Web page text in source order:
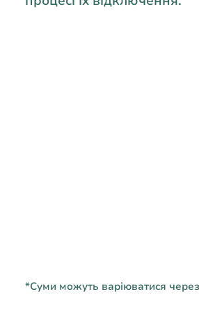
*Суми можуть варіюватися через